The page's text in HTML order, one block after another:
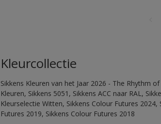
Kleurcollectie
Sikkens Kleuren van het Jaar 2026 - The Rhythm
Kleuren, Sikkens 5051, Sikkens ACC naar RAL,
Kleurselectie Witten, Sikkens Colour Futures
Futures 2019, Sikkens Colour Futures 2018